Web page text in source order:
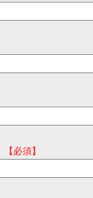
【必須】